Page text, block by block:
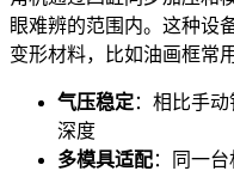
眼难辨的范围内。这种设
变形材料，比如油画框常
气压稳定：相比手
深度
多模具适配：同一